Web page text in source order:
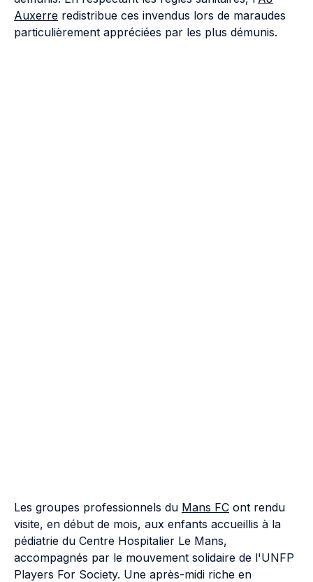
Auxerre redistribue ces invendus lors de maraudes
particulièrement appréciées par les plus démunis.
Les groupes professionnels du Mans FC ont rendu
visite, en début de mois, aux enfants accueillis à la
pédiatrie du Centre Hospitalier Le Mans,
accompagnés par le mouvement solidaire de l'UNFP
Players For Society. Une après-midi riche en